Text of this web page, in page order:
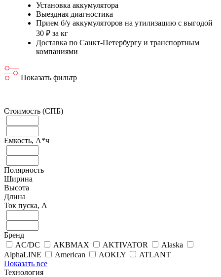
Установка аккумулятора
Выездная диагностика
Прием б/у аккумуляторов на утилизацию с выгодой
30 ₽ за кг
Доставка по Санкт-Петербургу и транспортным
компаниями
Показать фильтр
Стоимость (СПБ)
Емкость, А*ч
Полярность
Ширина
Высота
Длина
Ток пуска, А
Бренд
AC/DC
AKBMAX AKTIVATOR
Alaska
AlphaLINE
American AOKLY
ATLANT
Показать все
Технология